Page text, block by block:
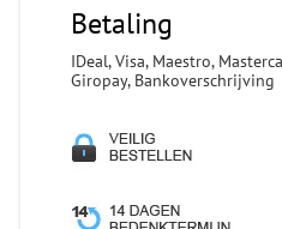
Betaling
IDeal, Visa, Maestro,
Giropay, Bankoverschrijving